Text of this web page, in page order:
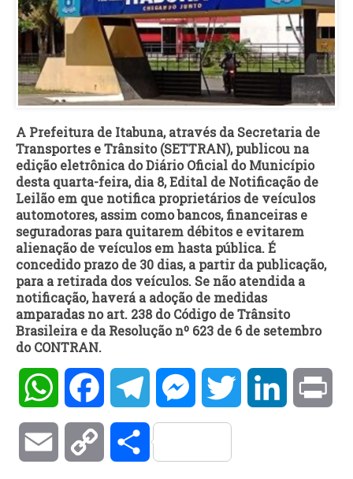
A Prefeitura de Itabuna, através da Secretaria de
Transportes e Trânsito (SETTRAN), publicou na
edição eletrônica do Diário Oficial do Município
desta quarta-feira, dia 8, Edital de Notificação de
Leilão em que notifica proprietários de veículos
automotores, assim como bancos, financeiras e
seguradoras para quitarem débitos e evitarem
alienação de veículos em hasta pública. É
concedido prazo de 30 dias, a partir da publicação,
para a retirada dos veículos. Se não atendida a
notificação, haverá a adoção de medidas
amparadas no art. 238 do Código de Trânsito
Brasileira e da Resolução nº 623 de 6 de setembro
do CONTRAN.
WhatsAppFacebookTelegramMessengerTwitter LinkedIn
Email Copy Compartilhar